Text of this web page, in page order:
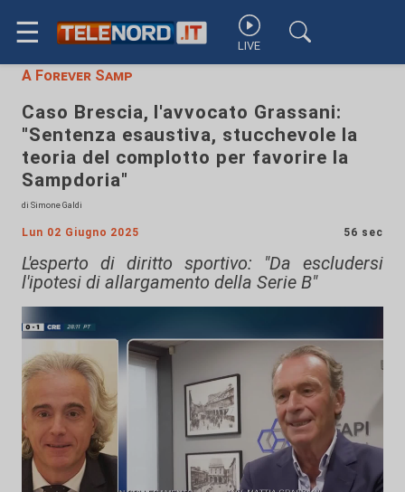
☰ LIVE
A Forever Samp
Caso Brescia, l'avvocato Grassani:
"Sentenza esaustiva, stucchevole la
teoria del complotto per favorire la
Sampdoria"
di Simone Galdi
Lun 02 Giugno 2025 56 sec
L'esperto di diritto sportivo: "Da escludersi
l'ipotesi di allargamento della Serie B"